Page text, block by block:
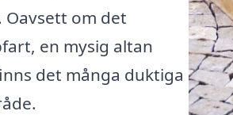
om det
en mysig altan
det många duktiga